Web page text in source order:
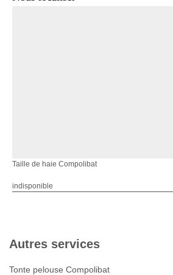
Taille de haie Compolibat
indisponible
Autres services
Tonte pelouse Compolibat